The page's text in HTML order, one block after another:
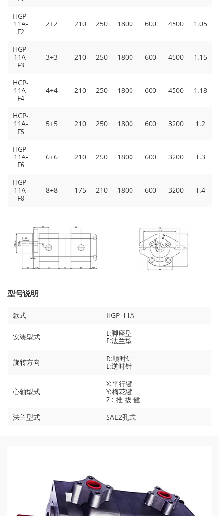
HGP-
11A-
F2
2+2 210 250 1800 600 4500 1.05
HGP-
11A-
F3
3+3 210 250 1800 600 4500 1.15
HGP-
11A-
F4
4+4 210 250 1800 600 4500 1.18
HGP-
11A-
F5
5+5 210 250 1800 600 3200 1.2
HGP-
11A-
F6
6+6 210 250 1800 600 3200 1.3
HGP-
11A-
F8
8+8 175 210 1800 600 3200 1.4
型号说明
款式 HGP-11A
安装型式
L:脚座型
F:法兰型
旋转方向
R:顺时针
L:逆时针
心轴型式
X:平行键
Y:梅花键
Z : 推 拔 健
法兰型式
SAE2孔式